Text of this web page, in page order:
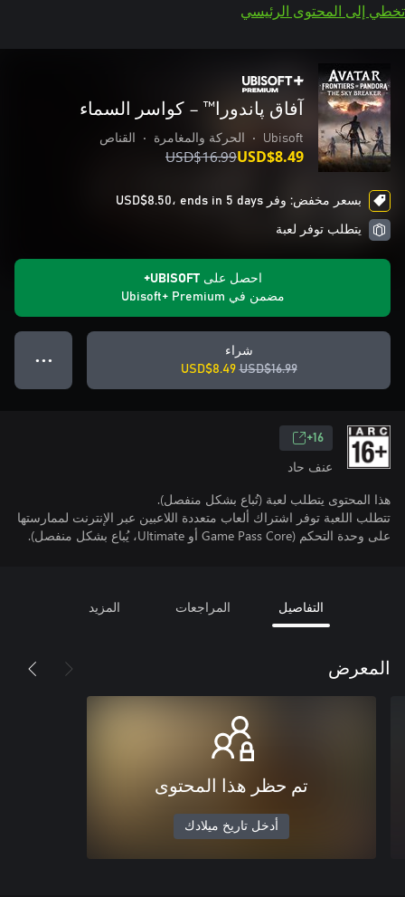
تخطي إلى المحتوى الرئيسي
آفاق پاندورا™ – كواسر السماء
Ubisoft
• الحركة والمغامرة • القناص
USD$16.99USD$8.49
بسعر مخفض: وفر USD$8.50، ends in 5 days
يتطلب توفر لعبة
احصل على UBISOFT+
مضمن في Ubisoft+ Premium
شراء
USD$16.99
USD$8.49
● ● ●
16+
عنف حاد
هذا المحتوى يتطلب لعبة (تُباع بشكل منفصل).
تتطلب اللعبة توفر اشتراك ألعاب متعددة اللاعبين عبر الإنترنت لممارستها
على وحدة التحكم (Game Pass Core أو Ultimate، يُباع بشكل منفصل).
التفاصيل المراجعات المزيد
المعرض
تم حظر هذا المحتوى
أدخل تاريخ ميلادك